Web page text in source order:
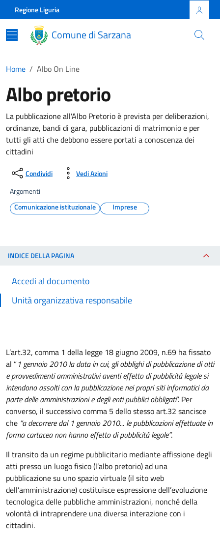
Skip to main content
Comune di Sarzana
Regione Liguria
Comune di Sarzana
Home Albo On Line
Albo pretorio
La pubblicazione all'Albo Pretorio è prevista per deliberazioni,
ordinanze, bandi di gara, pubblicazioni di matrimonio e per
tutti gli atti che debbono essere portati a conoscenza dei
cittadini
Condividi
Vedi Azioni
Argomenti
Comunicazione istituzionale
Imprese
INDICE DELLA PAGINA
Accedi al documento
Unità organizzativa responsabile
L’art.32, comma 1 della legge 18 giugno 2009, n.69 ha fissato
al “1 gennaio 2010 la data in cui, gli obblighi di pubblicazione di atti
e provvedimenti amministrativi aventi effetto di pubblicità legale si
intendono assolti con la pubblicazione nei propri siti informatici da
parte delle amministrazioni e degli enti pubblici obbligati”. Per
converso, il successivo comma 5 dello stesso art.32 sancisce
che “a decorrere dal 1 gennaio 2010... le pubblicazioni effettuate in
forma cartacea non hanno effetto di pubblicità legale”.
Il transito da un regime pubblicitario mediante affissione degli
atti presso un luogo fisico (l’albo pretorio) ad una
pubblicazione su uno spazio virtuale (il sito web
dell’amministrazione) costituisce espressione dell’evoluzione
tecnologica delle pubbliche amministrazioni, nonché della
volontà di intraprendere una diversa interazione con i
cittadini.